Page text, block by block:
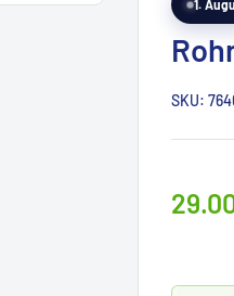
1.
SKU:
Prix